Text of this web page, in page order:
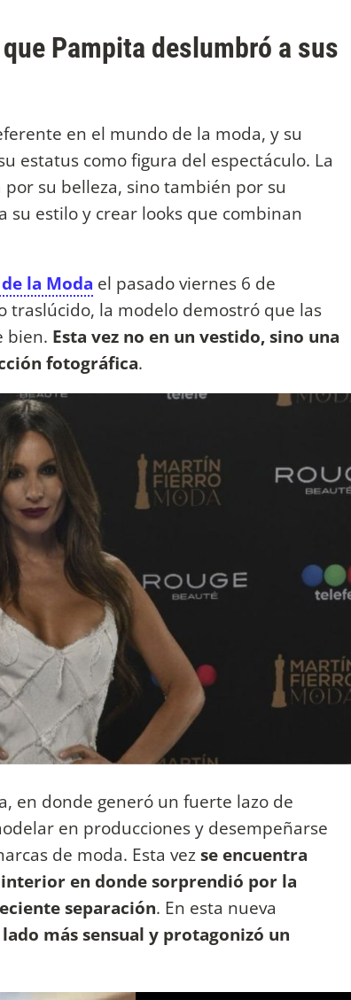
Pampita deslumbró a sus
en el mundo de la moda, y su
estatus como figura del espectáculo. La
su belleza, sino también por su
su estilo y crear looks que combinan
la Moda el pasado viernes 6 de
traslúcido, la modelo demostró que las
bien. Esta vez no en un vestido, sino una
fotográfica.
en donde generó un fuerte lazo de
en producciones y desempeñarse
de moda. Esta vezse encuentra
en donde sorprendió por la
separación. En esta nueva
más sensual y protagonizó un